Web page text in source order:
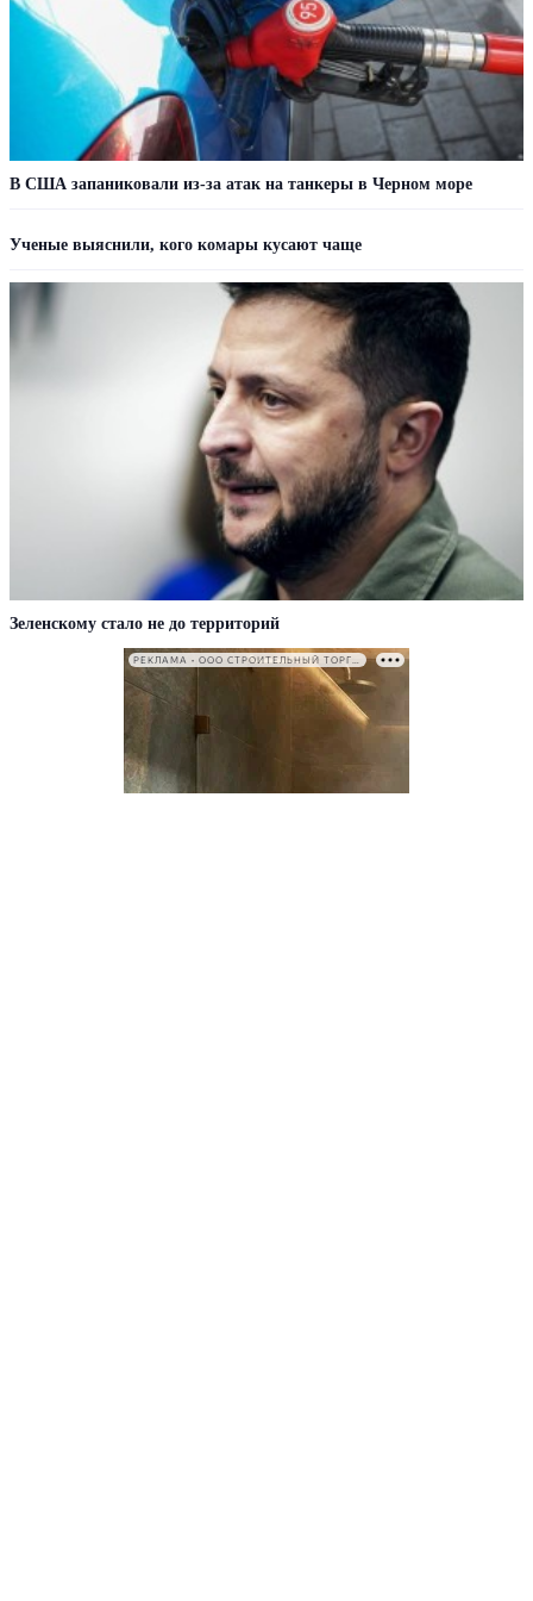
В США запаниковали из-за атак на танкеры в Черном море
Ученые выяснили, кого комары кусают чаще
Зеленскому стало не до территорий
РЕКЛАМА • ООО СТРОИТЕЛЬНЫЙ ТОРГОВЫЙ ДОМ «ПЕТРОВИЧ». ИНН: 7802348846